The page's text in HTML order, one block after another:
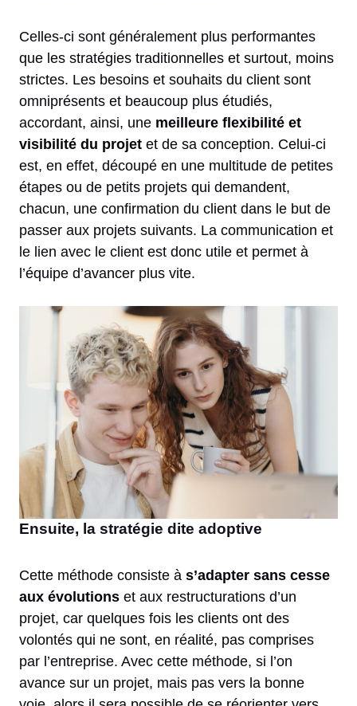
Celles-ci sont généralement plus performantes
que les stratégies traditionnelles et surtout, moins
strictes. Les besoins et souhaits du client sont
omniprésents et beaucoup plus étudiés,
accordant, ainsi, une meilleure flexibilité et
visibilité du projet et de sa conception. Celui-ci
est, en effet, découpé en une multitude de petites
étapes ou de petits projets qui demandent,
chacun, une confirmation du client dans le but de
passer aux projets suivants. La communication et
le lien avec le client est donc utile et permet à
l’équipe d’avancer plus vite.
Ensuite, la stratégie dite adoptive
Cette méthode consiste à s’adapter sans cesse
aux évolutions et aux restructurations d’un
projet, car quelques fois les clients ont des
volontés qui ne sont, en réalité, pas comprises
par l’entreprise. Avec cette méthode, si l’on
avance sur un projet, mais pas vers la bonne